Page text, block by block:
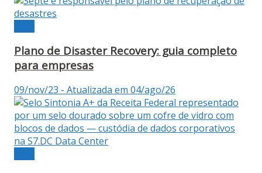
Plano de Disaster Recovery: guia completo
para empresas
09/nov/23 - Atualizada em 04/ago/26